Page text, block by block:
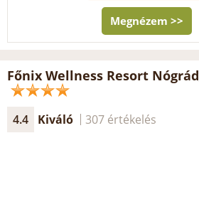
Megnézem >>
Főnix Wellness Resort
4.4 Kiváló 307 értékelés